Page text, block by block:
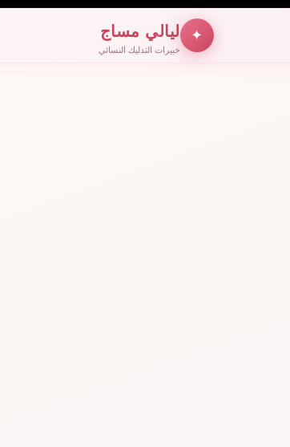
✦ ليالي مساج
خبيرات التدليك النسائي